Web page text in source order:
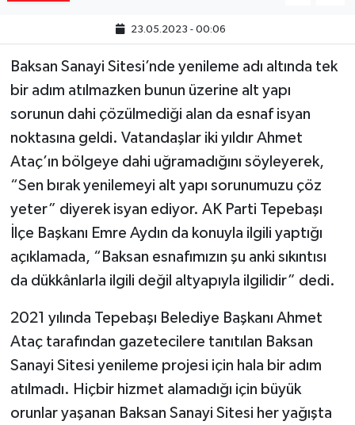
23.05.2023 - 00:06
Baksan Sanayi Sitesi’nde yenileme adı altında tek
bir adım atılmazken bunun üzerine alt yapı
sorunun dahi çözülmediği alan da esnaf isyan
noktasına geldi. Vatandaşlar iki yıldır Ahmet
Ataç’ın bölgeye dahi uğramadığını söyleyerek,
“Sen bırak yenilemeyi alt yapı sorunumuzu çöz
yeter” diyerek isyan ediyor. AK Parti Tepebaşı
İlçe Başkanı Emre Aydın da konuyla ilgili yaptığı
açıklamada, “Baksan esnafımızın şu anki sıkıntısı
da dükkânlarla ilgili değil altyapıyla ilgilidir” dedi.
2021 yılında Tepebaşı Belediye Başkanı Ahmet
Ataç tarafından gazetecilere tanıtılan Baksan
Sanayi Sitesi yenileme projesi için hala bir adım
atılmadı. Hiçbir hizmet alamadığı için büyük
orunlar yaşanan Baksan Sanayi Sitesi her yağışta